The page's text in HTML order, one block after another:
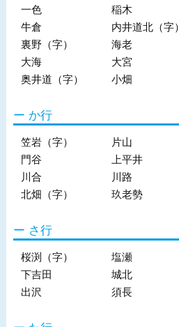
一色
稲木
牛倉
内井道北（字）
裏野（字）
海老
大海
大宮
奥井道（字）
小畑
か行
笠岩（字） 片山
門谷
上平井
川合
川路
北畑（字）
玖老勢
さ行
桜渕（字） 塩瀬
下吉田
城北
出沢
須長